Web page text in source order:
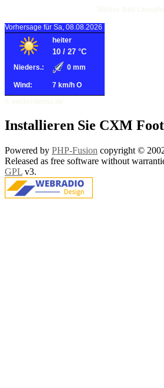
Vorhersage für Sa, 08.08.2026
heiter
10 / 27 °C
Nieders.: 0 mm
Wind:
7 km/h O
Installieren Sie CXM
Powered by PHP-Fusion copyright ©
Released as free software without
GPL v3.